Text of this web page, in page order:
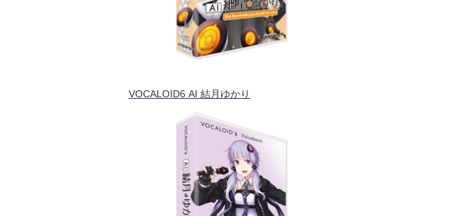
VOCALOID6 AI 結月ゆかり